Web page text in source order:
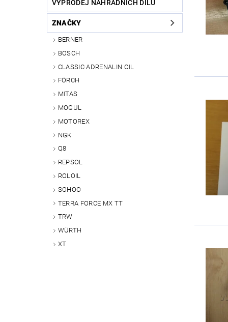
VÝPRODEJ NÁHRADNÍCH DÍLŮ
ZNAČKY
BERNER
BOSCH
CLASSIC ADRENALIN OIL
FÖRCH
MITAS
MOGUL
MOTOREX
NGK
Q8
REPSOL
ROLOIL
SOHOO
TERRA FORCE MX TT
TRW
WÜRTH
XT